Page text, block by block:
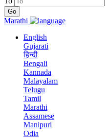
Marathi
English
Gujarati
हिन्दी
Bengali
Kannada
Malayalam
Telugu
Tamil
Marathi
Assamese
Manipuri
Odia